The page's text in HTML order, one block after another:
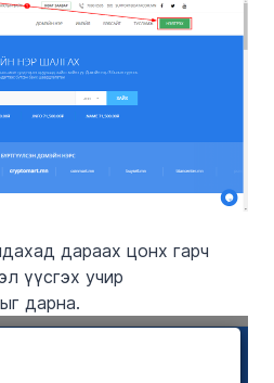
дараах цонх гарч
үүсгэх учир
дарна.